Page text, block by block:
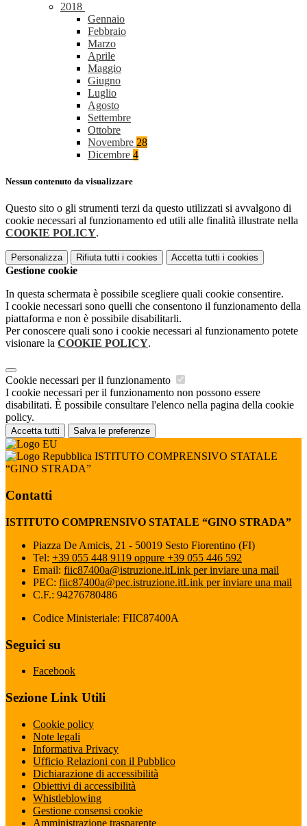
2018
Gennaio
Febbraio
Marzo
Aprile
Maggio
Giugno
Luglio
Agosto
Settembre
Ottobre
Novembre 28
Dicembre 4
Nessun contenuto da visualizzare
Questo sito o gli strumenti terzi da questo utilizzati si avvalgono di
cookie necessari al funzionamento ed utili alle finalità illustrate nella
COOKIE POLICY.
Personalizza Rifiuta tutti i cookies Accetta tutti i cookies
Gestione cookie
In questa schermata è possibile scegliere quali cookie consentire.
I cookie necessari sono quelli che consentono il funzionamento della
piattaforma e non è possibile disabilitarli.
Per conoscere quali sono i cookie necessari al funzionamento potete
visionare la COOKIE POLICY.
Cookie necessari per il funzionamento
I cookie necessari per il funzionamento non possono essere
disabilitati. È possibile consultare l'elenco nella pagina della cookie
policy.
Accetta tutti Salva le preferenze
ISTITUTO COMPRENSIVO STATALE
“GINO STRADA”
Contatti
ISTITUTO COMPRENSIVO STATALE “GINO STRADA”
Piazza De Amicis, 21 - 50019 Sesto Fiorentino (FI)
Tel: +39 055 448 9119 oppure +39 055 446 592
Email: fiic87400a@istruzione.itLink per inviare una mail
PEC: fiic87400a@pec.istruzione.itLink per inviare una mail
C.F.: 94276780486
Codice Ministeriale: FIIC87400A
Seguici su
Facebook
Sezione Link Utili
Cookie policy
Note legali
Informativa Privacy
Ufficio Relazioni con il Pubblico
Dichiarazione di accessibilità
Obiettivi di accessibilità
Whistleblowing
Gestione consensi cookie
Amministrazione trasparente